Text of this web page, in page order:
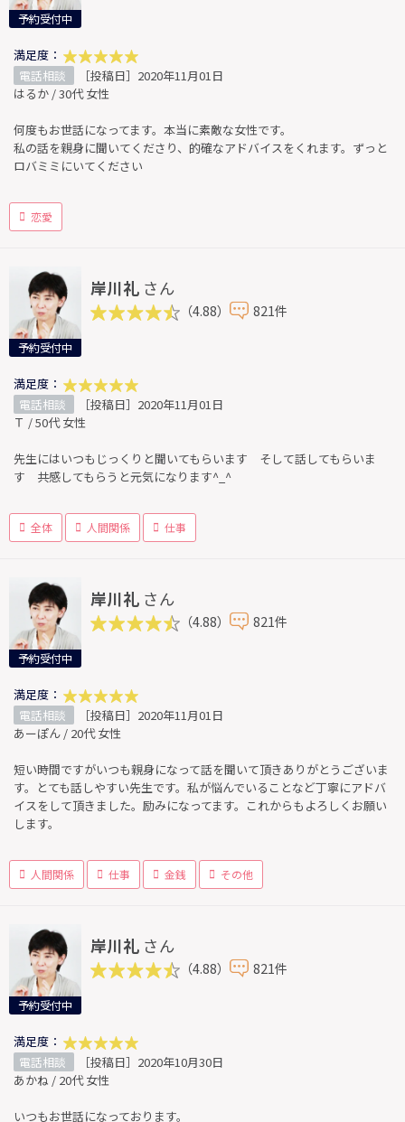
予約受付中
満足度：
電話相談
［投稿日］2020年11月01日
はるか / 30代 女性
何度もお世話になってます。本当に素敵な女性です。
私の話を親身に聞いてくださり、的確なアドバイスをくれます。ずっと
ロバミミにいてください
恋愛
予約受付中
岸川礼 さん
（4.88） 821件
満足度：
電話相談
［投稿日］2020年11月01日
Ｔ / 50代 女性
先生にはいつもじっくりと聞いてもらいます そして話してもらいま
す 共感してもらうと元気になります^_^
全体 人間関係 仕事
予約受付中
岸川礼 さん
（4.88） 821件
満足度：
電話相談
［投稿日］2020年11月01日
あーぽん / 20代 女性
短い時間ですがいつも親身になって話を聞いて頂きありがとうございま
す。とても話しやすい先生です。私が悩んでいることなど丁寧にアドバ
イスをして頂きました。励みになってます。これからもよろしくお願い
します。
人間関係 仕事 金銭 その他
予約受付中
岸川礼 さん
（4.88） 821件
満足度：
電話相談
［投稿日］2020年10月30日
あかね / 20代 女性
いつもお世話になっております。